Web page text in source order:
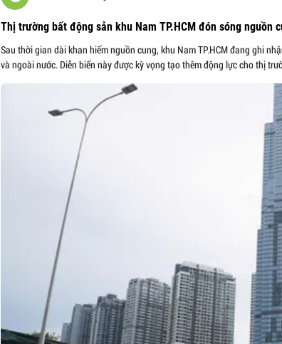
Thị trường bất động sản khu Nam TP.HCM đón sóng nguồn
Sau thời gian dài khan hiếm nguồn cung, khu Nam TP.HCM đang ghi
và ngoài nước. Diễn biến này được kỳ vọng tạo thêm động lực cho thị